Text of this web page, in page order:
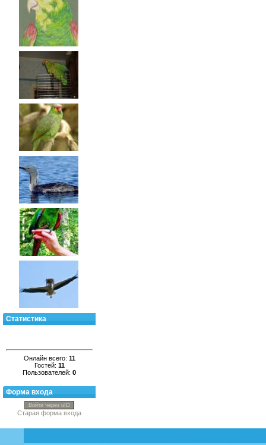
Статистика
Онлайн всего: 11
Гостей: 11
Пользователей: 0
Форма входа
Войти через uID
Старая форма входа